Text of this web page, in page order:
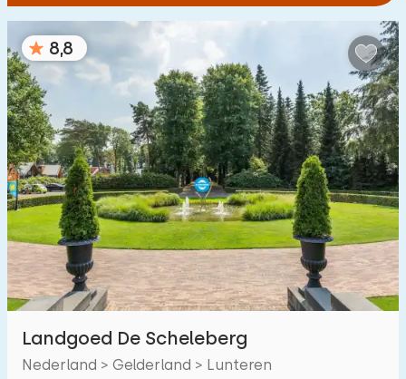
Tot bos(max. aantal km)
1 2
Tot water (max. aantal km):
1 2 5 10 20
Tot openbaar vervoer(max. aantal km):
0,2 0,5 1 2 5
Accommodatie
Niet op vakantiepark
8,8
Landgoed De Scheleberg
Nederland > Gelderland > Lunteren